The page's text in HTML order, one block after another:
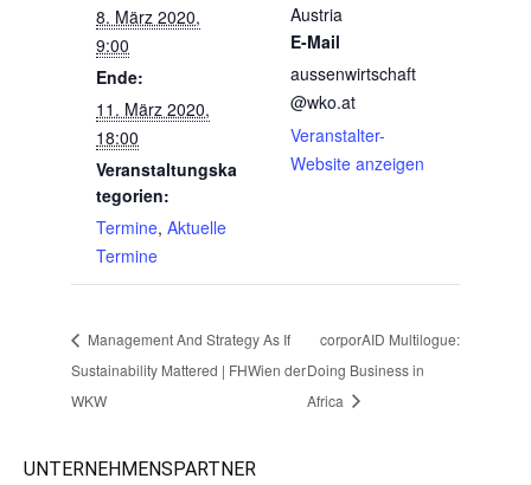
8. März 2020,
9:00
Ende:
11. März 2020,
18:00
Veranstaltungska
tegorien:
Termine, Aktuelle
Termine
Austria
E-Mail
aussenwirtschaft
@wko.at
Veranstalter-
Website anzeigen
Management And Strategy As If
Sustainability Mattered | FHWien der
WKW
corporAID Multilogue:
Doing Business in
Africa
UNTERNEHMENSPARTNER